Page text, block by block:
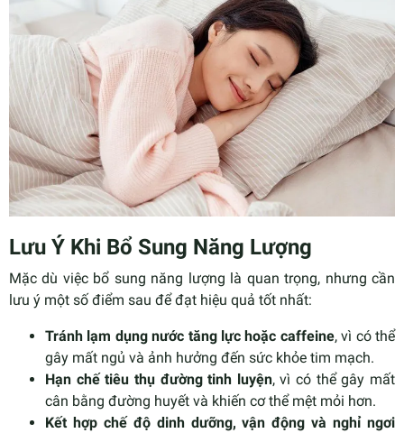
Lưu Ý Khi Bổ Sung Năng Lượng
Mặc dù việc bổ sung năng lượng là quan trọng, nhưng cần
lưu ý một số điểm sau để đạt hiệu quả tốt nhất:
Tránh lạm dụng nước tăng lực hoặc caffeine, vì có thể
gây mất ngủ và ảnh hưởng đến sức khỏe tim mạch.
Hạn chế tiêu thụ đường tinh luyện, vì có thể gây mất
cân bằng đường huyết và khiến cơ thể mệt mỏi hơn.
Kết hợp chế độ dinh dưỡng, vận động và nghỉ ngơi